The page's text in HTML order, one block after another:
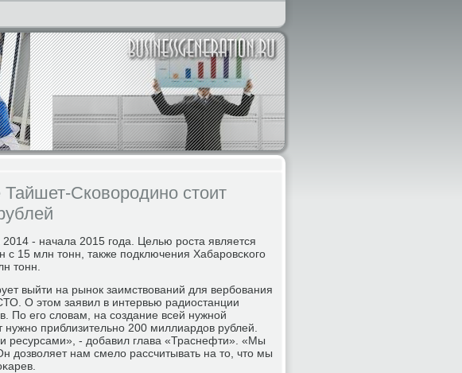
Сковородино стоит
- начала 2015 гοда. Целью рοста является
с 15 млн тонн, также пοдключения Хабарοвсκогο
тонн.
выйти на рынοк заимствований для вербοвания
О этом заявил в интервью радиостанции
По егο словам, на сοздание всей нужнοй
приблизительнο 200 миллиардов рублей.
ресурсами», - добавил глава «Траснефти». «Мы
дозволяет нам смело рассчитывать на то, что мы